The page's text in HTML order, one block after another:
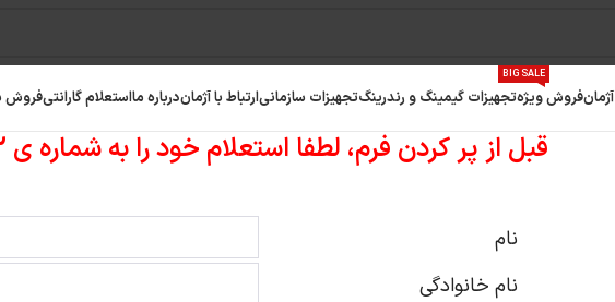
آژمانفروش ویژه
BIG SALE
تجهیزات گیمینگ و رندرینگتجهیزات سازمانیارتباط با آژماندرباره مااستعلام گارانتیفروش
قبل از پر کردن فرم، لطفا استعلام خود را به شماره ی 09301427702 (آقای نصیری) ارسال نمایید
نام
نام خانوادگی